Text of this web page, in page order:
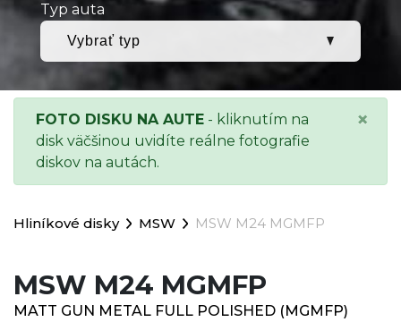
Typ auta
FOTO DISKU NA AUTE - kliknutím na
disk väčšinou uvidíte reálne fotografie
diskov na autách.
×
Hliníkové disky MSW MSW M24 MGMFP
MSW M24 MGMFP
MATT GUN METAL FULL POLISHED (MGMFP)